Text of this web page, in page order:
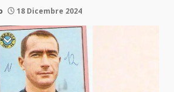
18 Dicembre 2024